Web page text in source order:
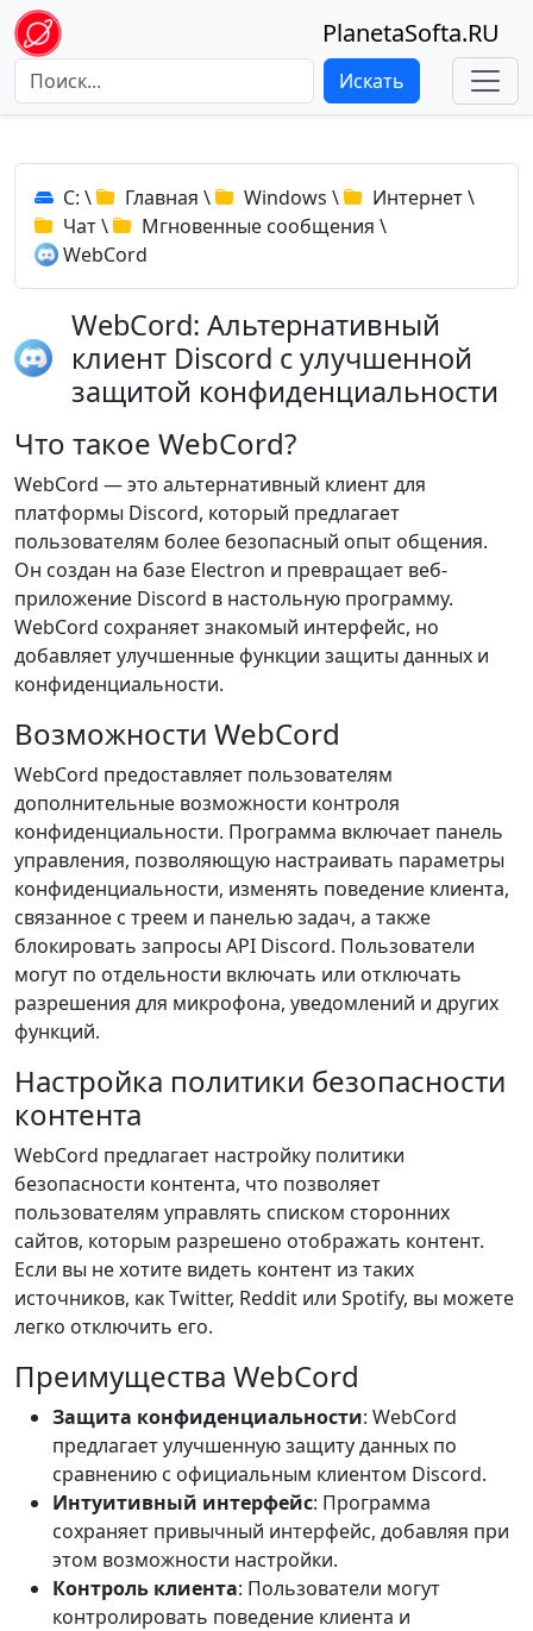
PlanetaSofta.RU
Искать
C: \ Главная \ Windows \ Интернет\
Чат\ Мгновенные сообщения \
WebCord
WebCord: Альтернативный
клиент Discord с улучшенной
защитой конфиденциальности
Что такое WebCord?
WebCord — это альтернативный клиент для
платформы Discord, который предлагает
пользователям более безопасный опыт общения.
Он создан на базе Electron и превращает веб-
приложение Discord в настольную программу.
WebCord сохраняет знакомый интерфейс, но
добавляет улучшенные функции защиты данных и
конфиденциальности.
Возможности WebCord
WebCord предоставляет пользователям
дополнительные возможности контроля
конфиденциальности. Программа включает панель
управления, позволяющую настраивать параметры
конфиденциальности, изменять поведение клиента,
связанное с треем и панелью задач, а также
блокировать запросы API Discord. Пользователи
могут по отдельности включать или отключать
разрешения для микрофона, уведомлений и других
функций.
Настройка политики безопасности
контента
WebCord предлагает настройку политики
безопасности контента, что позволяет
пользователям управлять списком сторонних
сайтов, которым разрешено отображать контент.
Если вы не хотите видеть контент из таких
источников, как Twitter, Reddit или Spotify, вы можете
легко отключить его.
Преимущества WebCord
Защита конфиденциальности: WebCord
предлагает улучшенную защиту данных по
сравнению с официальным клиентом Discord.
Интуитивный интерфейс: Программа
сохраняет привычный интерфейс, добавляя при
этом возможности настройки.
Контроль клиента: Пользователи могут
контролировать поведение клиента и